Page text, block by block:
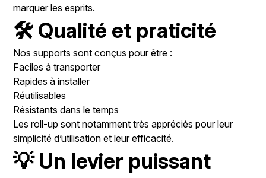
marquer les esprits.
🛠️ Qualité et praticité
Nos supports sont conçus pour être :
Faciles à transporter
Rapides à installer
Réutilisables
Résistants dans le temps
Les roll-up sont notamment très appréciés pour leur
simplicité d’utilisation et leur efficacité.
💡 Un levier puissant